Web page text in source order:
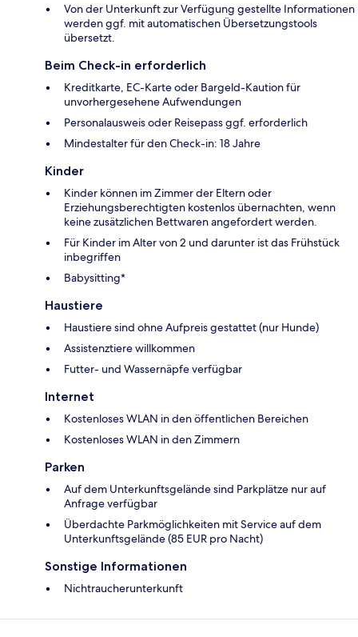
Von der Unterkunft zur Verfügung gestellte Informationen
werden ggf. mit automatischen Übersetzungstools
übersetzt.
Beim Check-in erforderlich
Kreditkarte, EC-Karte oder Bargeld-Kaution für
unvorhergesehene Aufwendungen
Personalausweis oder Reisepass ggf. erforderlich
Mindestalter für den Check-in: 18 Jahre
Kinder
Kinder können im Zimmer der Eltern oder
Erziehungsberechtigten kostenlos übernachten, wenn
keine zusätzlichen Bettwaren angefordert werden.
Für Kinder im Alter von 2 und darunter ist das Frühstück
inbegriffen
Babysitting*
Haustiere
Haustiere sind ohne Aufpreis gestattet (nur Hunde)
Assistenztiere willkommen
Futter- und Wassernäpfe verfügbar
Internet
Kostenloses WLAN in den öffentlichen Bereichen
Kostenloses WLAN in den Zimmern
Parken
Auf dem Unterkunftsgelände sind Parkplätze nur auf
Anfrage verfügbar
Überdachte Parkmöglichkeiten mit Service auf dem
Unterkunftsgelände (85 EUR pro Nacht)
Sonstige Informationen
Nichtraucherunterkunft